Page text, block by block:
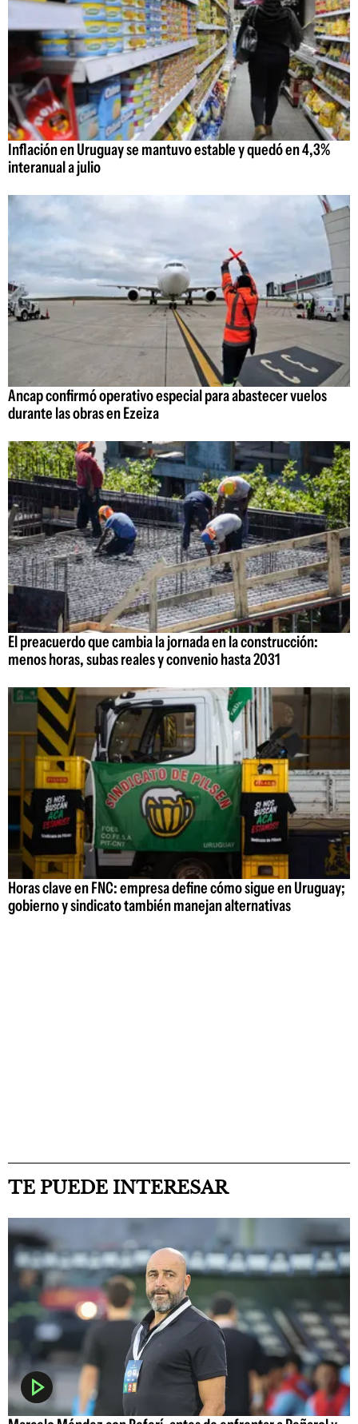
Inflación en Uruguay se mantuvo estable y quedó en 4,3%
interanual a julio
Ancap confirmó operativo especial para abastecer vuelos
durante las obras en Ezeiza
El preacuerdo que cambia la jornada en la construcción:
menos horas, subas reales y convenio hasta 2031
Horas clave en FNC: empresa define cómo sigue en Uruguay;
gobierno y sindicato también manejan alternativas
TE PUEDE INTERESAR